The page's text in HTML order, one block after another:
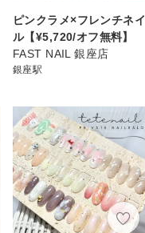
ピンクラメ×フレンチネイ
ル【¥5,720/オフ無料】
FAST NAIL 銀座店
銀座駅